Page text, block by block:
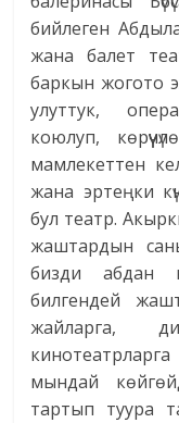
бийлеген
жана балет
баркын жогото
улуттук,
коюлуп,
мамлекеттен
жана эртеңки
бул театр.
жаштардын
бизди абдан
билгендей
жайларга,
мындай
тартып туура